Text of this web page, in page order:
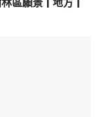
區願景 | 地方 |